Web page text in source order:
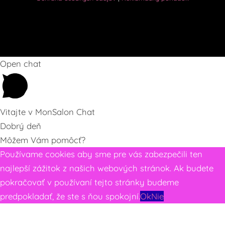
Open chat
Vitajte v MonSalon Chat
Dobrý deň
Môžem Vám pomôcť?
Používame cookies aby sme pre vás zabezpečili ten
najlepší zážitok z našich webových stránok. Ak budete
pokračovať v používaní tejto stránky budeme
predpokladať, že ste s ňou spokojní.OkNie